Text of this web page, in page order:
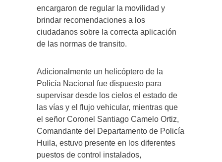
encargaron de regular la movilidad y
brindar recomendaciones a los
ciudadanos sobre la correcta aplicación
de las normas de transito.
Adicionalmente un helicóptero de la
Policía Nacional fue dispuesto para
supervisar desde los cielos el estado de
las vías y el flujo vehicular, mientras que
el señor Coronel Santiago Camelo Ortiz,
Comandante del Departamento de Policía
Huila, estuvo presente en los diferentes
puestos de control instalados,